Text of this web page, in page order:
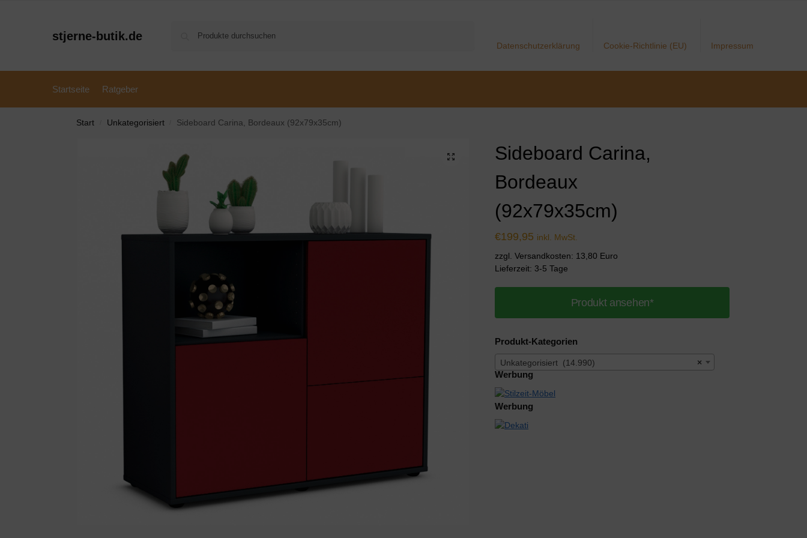
stjerne-butik.de
Datenschutzerklärung Cookie-Richtlinie (EU) Impressum
Startseite Ratgeber
Start Unkategorisiert Sideboard Carina, Bordeaux (92x79x35cm)
Sideboard Carina,
Bordeaux
(92x79x35cm)
€199,95 inkl. MwSt.
zzgl. Versandkosten: 13,80 Euro
Lieferzeit: 3-5 Tage
Produkt ansehen*
Produkt-Kategorien
×
Unkategorisiert (14.990)
Werbung
Werbung